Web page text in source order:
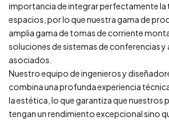
importancia de integrar perfectamente la
espacios, por lo que nuestra gama de
amplia gama de tomas de corriente
soluciones de sistemas de conferencias
asociados.
Nuestro equipo de ingenieros y
combina una profunda experiencia
la estética, lo que garantiza que nuestros
tengan un rendimiento excepcional sino